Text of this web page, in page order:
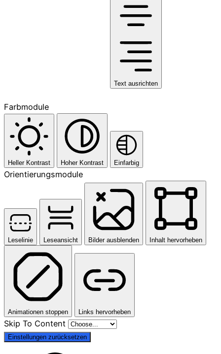
Text ausrichten
Farbmodule
Heller Kontrast Hoher Kontrast Einfarbig
Orientierungsmodule
Leselinie Leseansicht Bilder ausblenden Inhalt hervorheben
Animationen stoppen Links hervorheben
Skip To Content
Einstellungen zurücksetzen